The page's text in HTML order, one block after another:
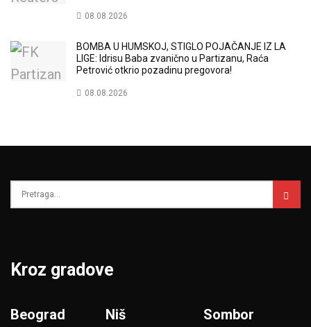
08.08.2026
BOMBA U HUMSKOJ, STIGLO POJAČANJE IZ LA
LIGE: Idrisu Baba zvanično u Partizanu, Raća
Petrović otkrio pozadinu pregovora!
08.08.2026
Kroz gradove
Beograd Niš Sombor